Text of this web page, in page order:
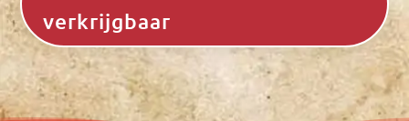
verkrijgbaar